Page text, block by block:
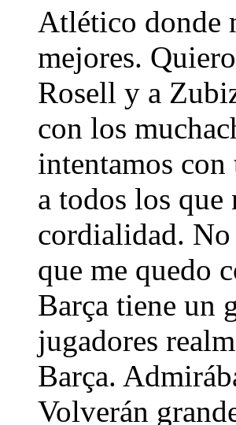
Atlético donde
mejores.
Rosell y a
con los
intentamos
a todos los que
cordialidad.
que me quedo
Barça tiene un
jugadores
Barça.
Volverán